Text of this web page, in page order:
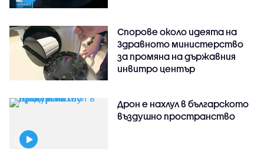
Спорове около идеята на
Здравното министерство
за промяна на държавния
инвитро център
Дрон е нахлул в българското
въздушно пространство